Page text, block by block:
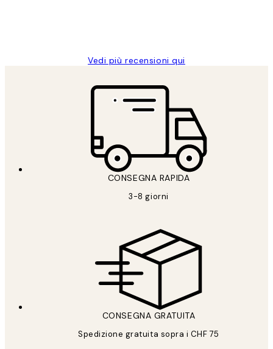
Vedi più recensioni qui
CONSEGNA RAPIDA
3-8 giorni
CONSEGNA GRATUITA
Spedizione gratuita sopra i CHF 75